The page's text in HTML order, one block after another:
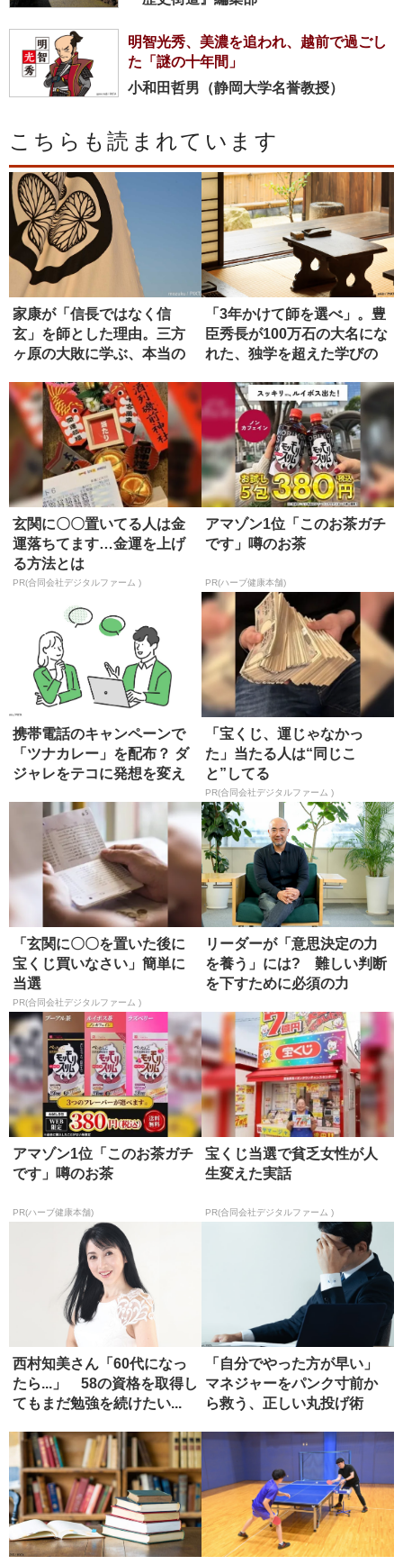
明智光秀、美濃を追われ、越前で過ごし
た「謎の十年間」
小和田哲男（静岡大学名誉教授）
こちらも読まれています
家康が「信長ではなく信
玄」を師とした理由。三方
ヶ原の大敗に学ぶ、本当の
「3年かけて師を選べ」。豊
臣秀長が100万石の大名にな
れた、独学を超えた学びの
玄関に〇〇置いてる人は金
運落ちてます…金運を上げ
る方法とは
PR(合同会社デジタルファーム )
アマゾン1位「このお茶ガチ
です」噂のお茶
PR(ハーブ健康本舗)
携帯電話のキャンペーンで
「ツナカレー」を配布？ ダ
ジャレをテコに発想を変え
「宝くじ、運じゃなかっ
た」当たる人は“同じこ
と”してる
PR(合同会社デジタルファーム )
「玄関に〇〇を置いた後に
宝くじ買いなさい」簡単に
当選
PR(合同会社デジタルファーム )
リーダーが「意思決定の力
を養う」には? 難しい判断
を下すために必須の力
アマゾン1位「このお茶ガチ
です」噂のお茶
PR(ハーブ健康本舗)
宝くじ当選で貧乏女性が人
生変えた実話
PR(合同会社デジタルファーム )
西村知美さん「60代になっ
たら...」 58の資格を取得し
てもまだ勉強を続けたい...
「自分でやった方が早い」
マネジャーをパンク寸前か
ら救う、正しい丸投げ術